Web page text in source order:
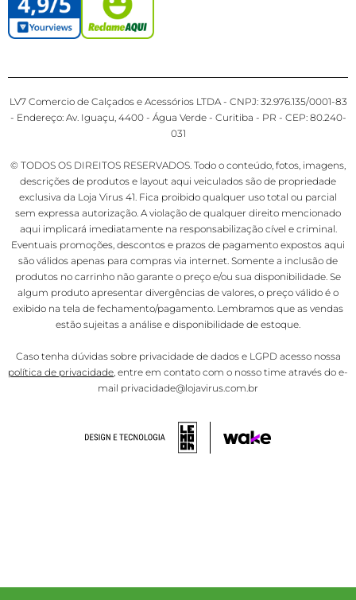
LV7 Comercio de Calçados e Acessórios LTDA - CNPJ: 32.976.135/0001-83
- Endereço: Av. Iguaçu, 4400 - Água Verde - Curitiba - PR - CEP: 80.240-
031
© TODOS OS DIREITOS RESERVADOS. Todo o conteúdo, fotos, imagens,
descrições de produtos e layout aqui veiculados são de propriedade
exclusiva da Loja Virus 41. Fica proibido qualquer uso total ou parcial
sem expressa autorização. A violação de qualquer direito mencionado
aqui implicará imediatamente na responsabilização cível e criminal.
Eventuais promoções, descontos e prazos de pagamento expostos aqui
são válidos apenas para compras via internet. Somente a inclusão de
produtos no carrinho não garante o preço e/ou sua disponibilidade. Se
algum produto apresentar divergências de valores, o preço válido é o
exibido na tela de fechamento/pagamento. Lembramos que as vendas
estão sujeitas a análise e disponibilidade de estoque.
Caso tenha dúvidas sobre privacidade de dados e LGPD acesso nossa
política de privacidade, entre em contato com o nosso time através do e-
mail privacidade@lojavirus.com.br